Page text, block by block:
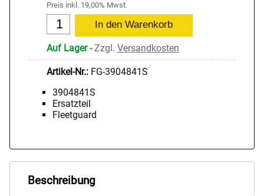
Preis inkl. 19,00% Mwst.
Auf Lager-Zzgl. Versandkosten
Artikel-Nr.: FG-3904841S
3904841S
Ersatzteil
Fleetguard
Beschreibung